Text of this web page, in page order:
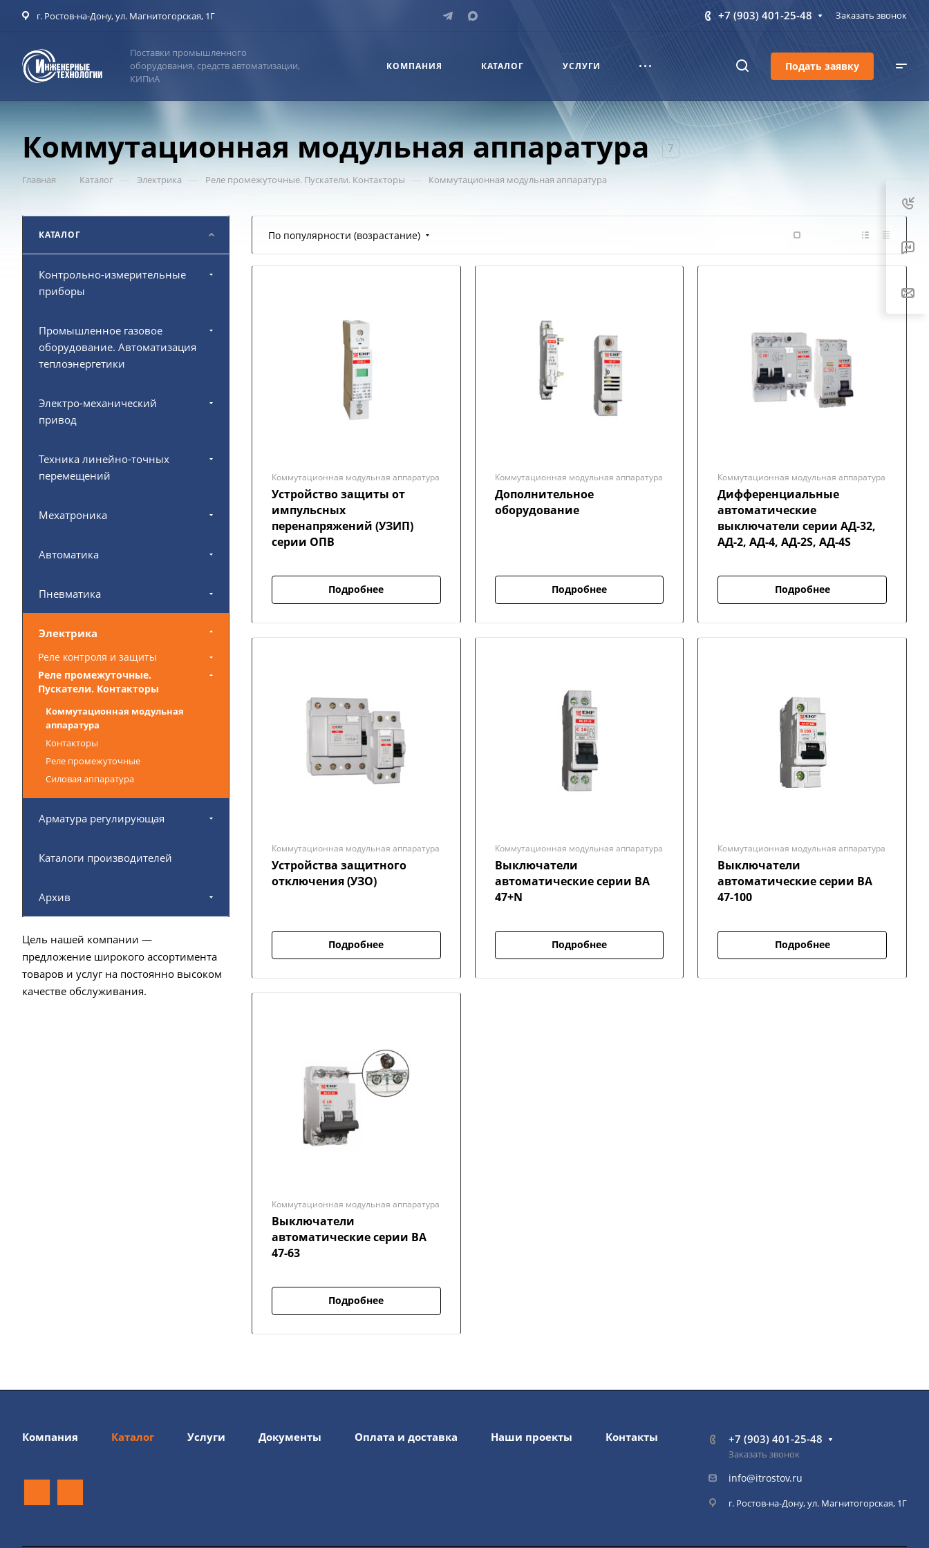
г. Ростов-на-Дону, ул. Магнитогорская, 1Г +7 (903) 401-25-48 Заказать звонок
Поставки промышленного
оборудования, средств автоматизации,
КИПиА
КОМПАНИЯ КАТАЛОГ УСЛУГИ Подать заявку
Коммутационная модульная аппаратура 7
Главная Каталог Электрика Реле промежуточные. Пускатели. Контакторы Коммутационная модульная аппаратура
По популярности (возрастание)
Коммутационная модульная аппаратура
Устройство защиты от
импульсных
перенапряжений (УЗИП)
серии ОПВ
Подробнее
Коммутационная модульная аппаратура
Дополнительное
оборудование
Подробнее
Коммутационная модульная аппаратура
Дифференциальные
автоматические
выключатели серии АД-32,
АД-2, АД-4, АД-2S, АД-4S
Подробнее
Коммутационная модульная аппаратура
Устройства защитного
отключения (УЗО)
Подробнее
Коммутационная модульная аппаратура
Выключатели
автоматические серии ВА
47+N
Подробнее
Коммутационная модульная аппаратура
Выключатели
автоматические серии ВА
47-100
Подробнее
Коммутационная модульная аппаратура
Выключатели
автоматические серии ВА
47-63
Подробнее
КАТАЛОГ
Контрольно-измерительные
приборы
Промышленное газовое
оборудование. Автоматизация
теплоэнергетики
Электро-механический
привод
Техника линейно-точных
перемещений
Мехатроника
Автоматика
Пневматика
Электрика
Реле контроля и защиты
Реле промежуточные.
Пускатели. Контакторы
Коммутационная модульная
аппаратура
Контакторы
Реле промежуточные
Силовая аппаратура
Арматура регулирующая
Каталоги производителей
Архив
Цель нашей компании —
предложение широкого ассортимента
товаров и услуг на постоянно высоком
качестве обслуживания.
Компания Каталог Услуги Документы Оплата и доставка Наши проекты Контакты +7 (903) 401-25-48
Заказать звонок
info@itrostov.ru
г. Ростов-на-Дону, ул. Магнитогорская, 1Г